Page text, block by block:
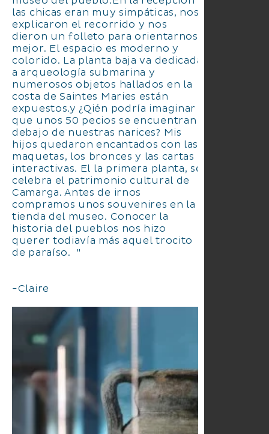
las chicas eran muy simpáticas, nos
explicaron el recorrido y nos
dieron un folleto para orientarnos
mejor. El espacio es moderno y
colorido. La planta baja va dedicada
a arqueología submarina y
numerosos objetos hallados en la
costa de Saintes Maries están
expuestos.y ¿Qién podría imaginar
que unos 50 pecios se encuentran
debajo de nuestras narices? Mis
hijos quedaron encantados con las
maquetas, los bronces y las cartas
interactivas. El la primera planta, se
celebra el patrimonio cultural de
Camarga. Antes de irnos
compramos unos souvenires en la
tienda del museo. Conocer la
historia del pueblos nos hizo
querer todiavía más aquel trocito
de paraíso. "
-Claire